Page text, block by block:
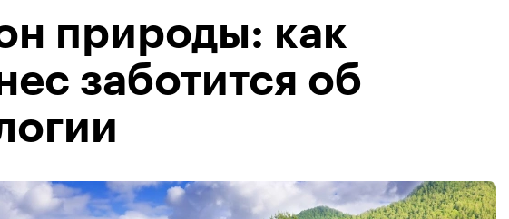
природы: как
заботится об